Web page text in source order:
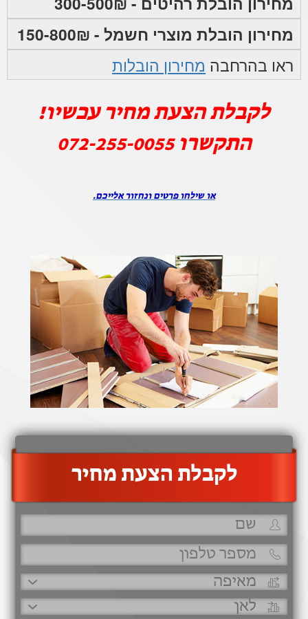
מחירון הובלת מוצרי חשמל - 150-800₪
ראו בהרחבה מחירון הובלות
לקבלת הצעת מחיר עכשיו!
התקשרו072-255-0055
או שילחו פרטים ונחזור אלייכם.
‫לקבלת הצעת מחיר